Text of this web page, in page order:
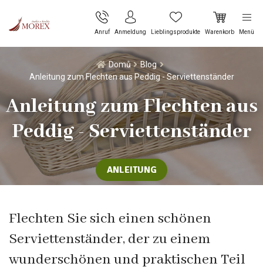
Anruf Anmeldung Lieblingsprodukte Warenkorb Menü
Domů
Blog
Anleitung zum Flechten aus Peddig - Serviettenständer
Anleitung zum Flechten aus
Peddig - Serviettenständer
ANLEITUNG
Flechten Sie sich einen schönen
Serviettenständer, der zu einem
wunderschönen und praktischen Teil